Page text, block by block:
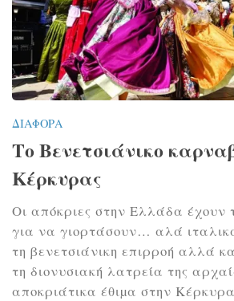
ΔΙΆΦΟΡΑ
Το Βενετσιάνικο
Κέρκυρας
Οι απόκριες στην Ελλάδα έχουν
για να γιορτάσουν… αλά
τη βενετσιάνικη επιρροή αλλά
τη διονυσιακή λατρεία της
αποκριάτικα έθιµα στην